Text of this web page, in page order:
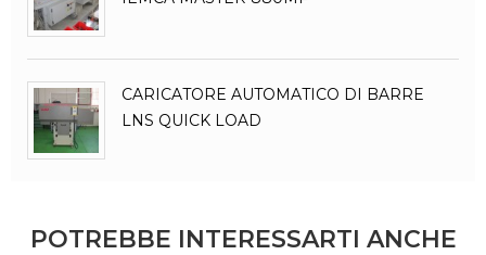
CARICATORE AUTOMATICO DI BARRE
LNS QUICK LOAD
POTREBBE INTERESSARTI ANCHE